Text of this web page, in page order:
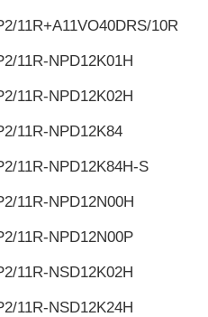
11R+A11VO40DRS/10R
11R-NPD12K01H
11R-NPD12K02H
11R-NPD12K84
11R-NPD12K84H-S
11R-NPD12N00H
11R-NPD12N00P
11R-NSD12K02H
11R-NSD12K24H